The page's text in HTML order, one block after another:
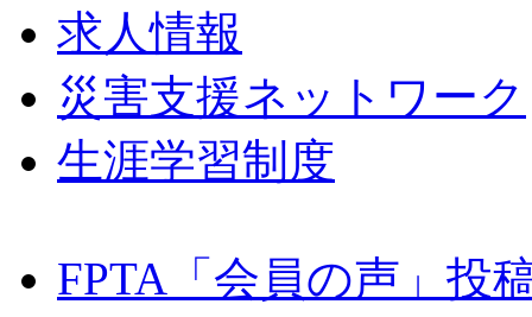
求人情報
災害支援ネットワーク
生涯学習制度
FPTA「会員の声」投